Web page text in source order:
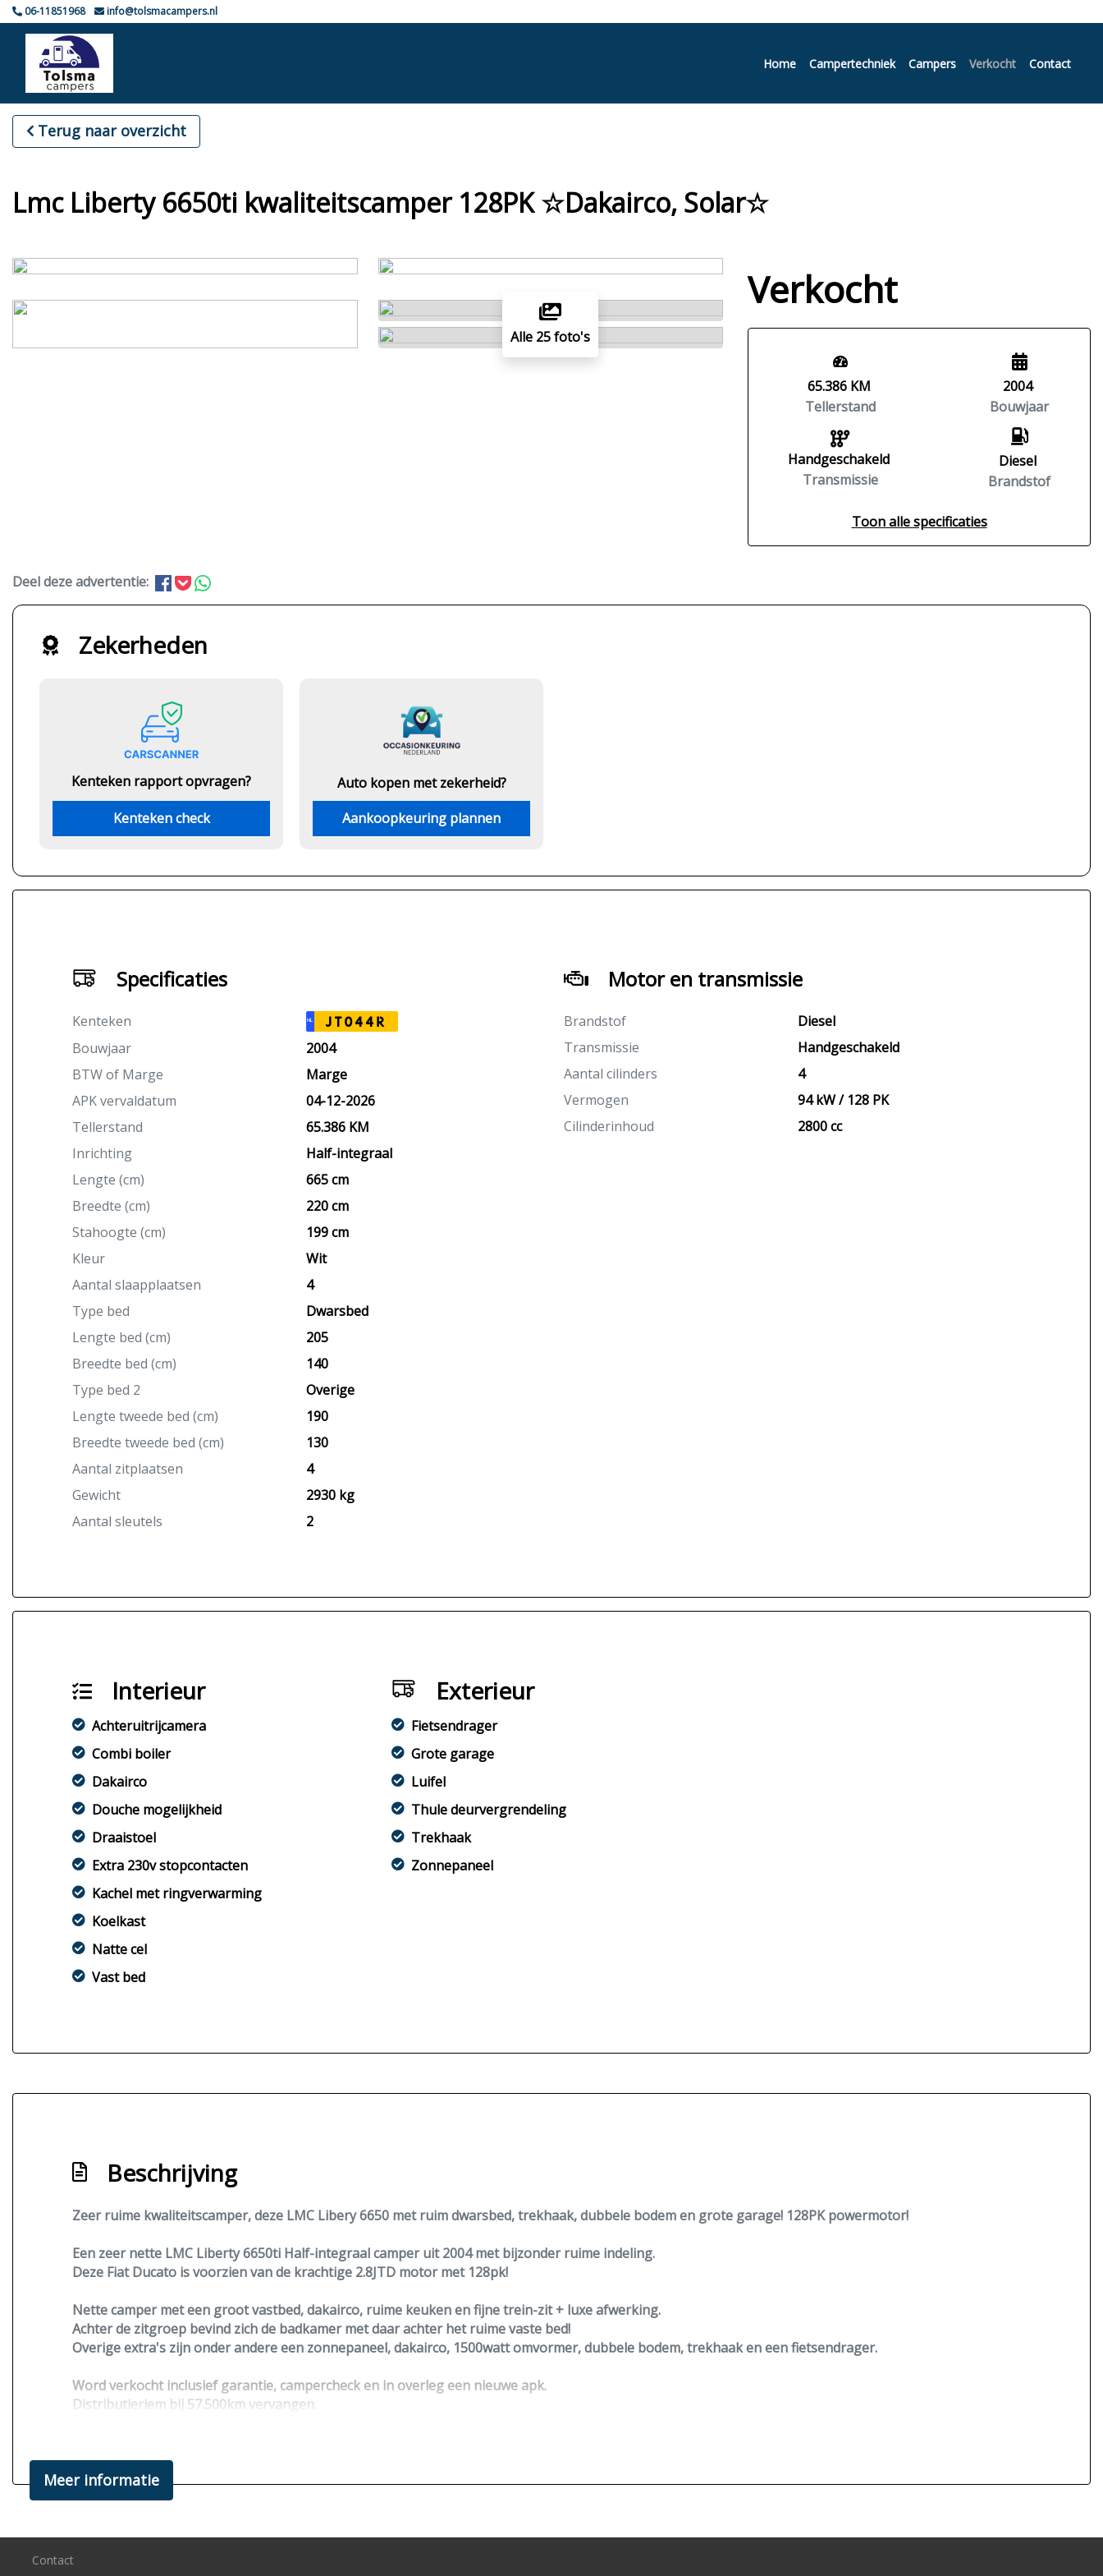
06-11851968 info@tolsmacampers.nl
Home Campertechniek Campers Verkocht Contact
Terug naar overzicht
Lmc Liberty 6650ti kwaliteitscamper 128PK ☆Dakairco, Solar☆
Alle 25 foto's
Verkocht
65.386 KM
Tellerstand
Handgeschakeld
Transmissie
2004
Bouwjaar
Diesel
Brandstof
Toon alle specificaties
Deel deze advertentie:
Zekerheden
Kenteken rapport opvragen?
Kenteken check
Auto kopen met zekerheid?
Aankoopkeuring plannen
Specificaties
Kenteken NL JT044R
Bouwjaar
2004
BTW of Marge
Marge
APK vervaldatum
04-12-2026
Tellerstand
65.386 KM
Inrichting
Half-integraal
Lengte (cm)
665 cm
Breedte (cm)
220 cm
Stahoogte (cm)
199 cm
Kleur
Wit
Aantal slaapplaatsen
4
Type bed
Dwarsbed
Lengte bed (cm)
205
Breedte bed (cm)
140
Type bed 2
Overige
Lengte tweede bed (cm)
190
Breedte tweede bed (cm)
130
Aantal zitplaatsen
4
Gewicht
2930 kg
Aantal sleutels
2
Motor en transmissie
Brandstof
Diesel
Transmissie
Handgeschakeld
Aantal cilinders
4
Vermogen
94 kW / 128 PK
Cilinderinhoud
2800 cc
Interieur
Achteruitrijcamera
Combi boiler
Dakairco
Douche mogelijkheid
Draaistoel
Extra 230v stopcontacten
Kachel met ringverwarming
Koelkast
Natte cel
Vast bed
Exterieur
Fietsendrager
Grote garage
Luifel
Thule deurvergrendeling
Trekhaak
Zonnepaneel
Beschrijving
Zeer ruime kwaliteitscamper, deze LMC Libery 6650 met ruim dwarsbed, trekhaak, dubbele bodem en grote garage! 128PK powermotor!
Een zeer nette LMC Liberty 6650ti Half-integraal camper uit 2004 met bijzonder ruime indeling.
Deze Fiat Ducato is voorzien van de krachtige 2.8JTD motor met 128pk!
Nette camper met een groot vastbed,dakairco, ruime keuken en fijne trein-zit + luxe afwerking.
Achter de zitgroep bevind zich de badkamer met daar achter het ruime vaste bed!
Overige extra's zijn onder andere een zonnepaneel, dakairco, 1500watt omvormer, dubbele bodem,trekhaaken een fietsendrager.
Word verkocht inclusief garantie, campercheck en in overleg een nieuwe apk.
Distributieriem bij 57.500km vervangen.
Interesse?
Bent u nieuwsgierig geworden na het zien van deze advertentie of zijn er nog vragen?
Bel, mail of app naar de beschikbaarheid.
Tolsma Campers B.V.
(Gespecialiseerd in campertechniek)
Meer informatie
Contact